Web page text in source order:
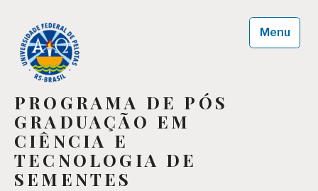
content
PROGRAMA DE PÓS
GRADUAÇÃO EM
CIÊNCIA E
TECNOLOGIA DE
SEMENTES
Menu